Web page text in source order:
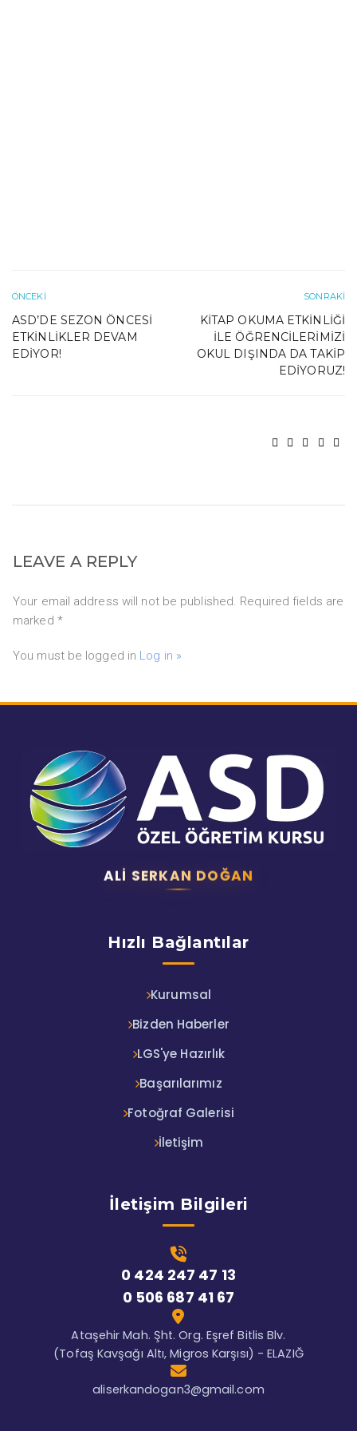
ÖNCEKI
ASD’DE SEZON ÖNCESI
ETKINLIKLER DEVAM
EDIYOR!
SONRAKI
KITAP OKUMA ETKINLIĞI
İLE ÖĞRENCILERIMIZI
OKUL DIŞINDA DA TAKIP
EDIYORUZ!
LEAVE A REPLY
Your email address will not be published. Required fields are
marked *
You must be logged in Log in »
ALI SERKAN DOĞAN
Hızlı Bağlantılar
Kurumsal
Bizden Haberler
LGS'ye Hazırlık
Başarılarımız
Fotoğraf Galerisi
İletişim
İletişim Bilgileri
0 424 247 47 13
0 506 687 41 67
Ataşehir Mah. Şht. Org. Eşref Bitlis Blv.
(Tofaş Kavşağı Altı, Migros Karşısı) - ELAZIĞ
aliserkandogan3@gmail.com